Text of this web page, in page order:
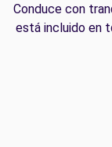
Conduce con
está incluido en